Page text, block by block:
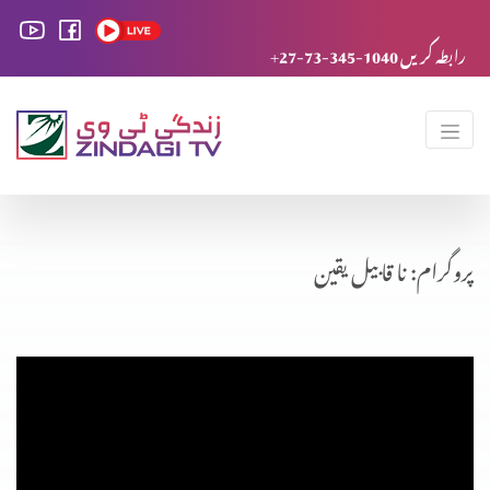
+27-73-345-1040 رابطہ کریں
پروگرام: نا قابیل یقین